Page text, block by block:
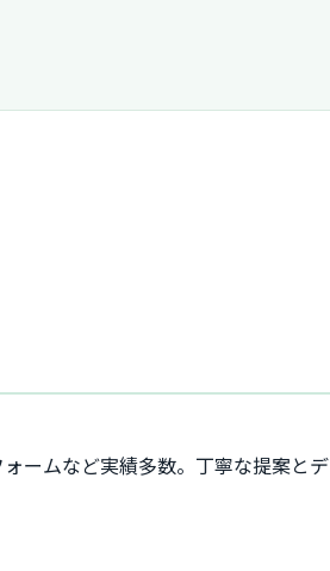
ームなど実績多数。丁寧な提案とデ